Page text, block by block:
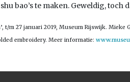
bao’s te maken. Geweldig, toch
t/m 27 januari 2019, Museum Rijswijk.
embroidery. Meer informatie: